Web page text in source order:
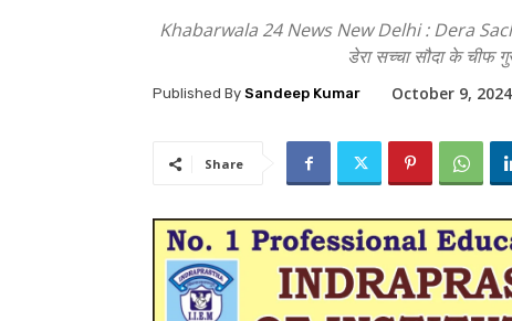
Khabarwala 24 News New Delhi : Dera
डेरा सच्चा सौदा के चीफ
Published By Sandeep Kumar October 9, 2024
Share